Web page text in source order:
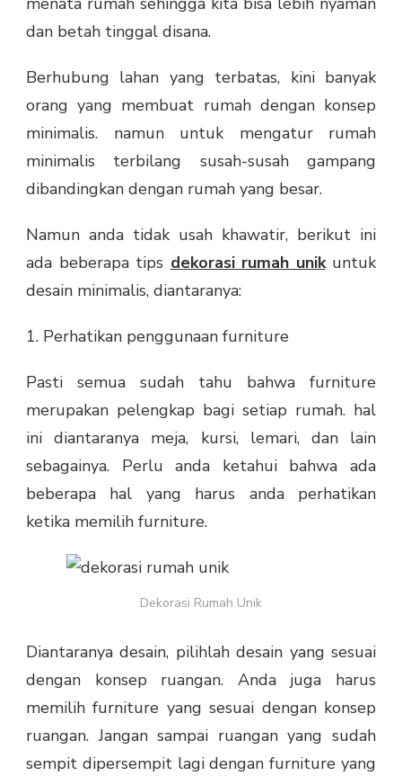
dan betah tinggal disana.
Berhubung lahan yang terbatas, kini banyak
orang yang membuat rumah dengan konsep
minimalis. namun untuk mengatur rumah
minimalis terbilang susah-susah gampang
dibandingkan dengan rumah yang besar.
Namun anda tidak usah khawatir, berikut ini
ada beberapa tips dekorasi rumah unikuntuk
desain minimalis, diantaranya:
1. Perhatikan penggunaan furniture
Pasti semua sudah tahu bahwa furniture
merupakan pelengkap bagi setiap rumah. hal
ini diantaranya meja, kursi, lemari, dan lain
sebagainya. Perlu anda ketahui bahwa ada
beberapa hal yang harus anda perhatikan
ketika memilih furniture.
Dekorasi Rumah Unik
Diantaranya desain, pilihlah desain yang sesuai
dengan konsep ruangan. Anda juga harus
memilih furniture yang sesuai dengan konsep
ruangan. Jangan sampai ruangan yang sudah
sempit dipersempit lagi dengan furniture yang